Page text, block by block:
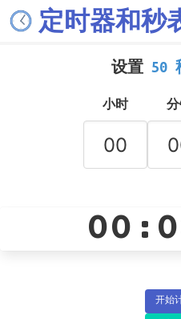
定时器和秒
设置 50
小时
开始